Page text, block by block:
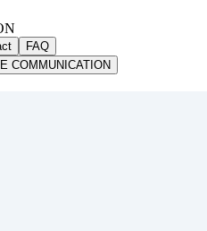
FAQ
COMMUNICATION